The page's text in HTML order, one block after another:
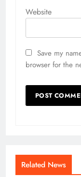
Website
Save my
browser for the
Related News